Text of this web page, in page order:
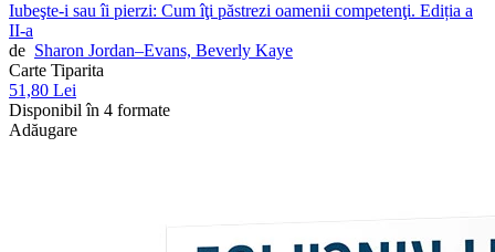
Iubeşte-i sau îi pierzi: Cum îţi păstrezi oamenii competenţi. Ediția a
II-a
de Sharon Jordan–Evans, Beverly Kaye
Carte Tiparita
51,80 Lei
Disponibil în 4 formate
Adăugare